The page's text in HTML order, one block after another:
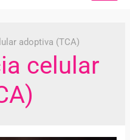
adoptiva (TCA)
celular